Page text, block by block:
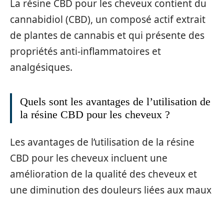
La résine CBD pour les cheveux contient du
cannabidiol (CBD), un composé actif extrait
de plantes de cannabis et qui présente des
propriétés anti-inflammatoires et
analgésiques.
Quels sont les avantages de l’utilisation de
la résine CBD pour les cheveux ?
Les avantages de l’utilisation de la résine
CBD pour les cheveux incluent une
amélioration de la qualité des cheveux et
une diminution des douleurs liées aux maux